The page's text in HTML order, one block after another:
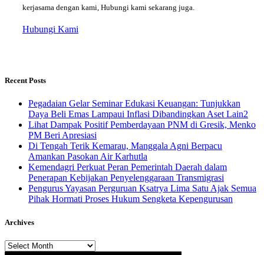
kerjasama dengan kami, Hubungi kami sekarang juga.
Hubungi Kami
Recent Posts
Pegadaian Gelar Seminar Edukasi Keuangan: Tunjukkan
Daya Beli Emas Lampaui Inflasi Dibandingkan Aset Lain2
Lihat Dampak Positif Pemberdayaan PNM di Gresik, Menko
PM Beri Apresiasi
​Di Tengah Terik Kemarau, Manggala Agni Berpacu
Amankan Pasokan Air Karhutla
Kemendagri Perkuat Peran Pemerintah Daerah dalam
Penerapan Kebijakan Penyelenggaraan Transmigrasi
Pengurus Yayasan Perguruan Ksatrya Lima Satu Ajak Semua
Pihak Hormati Proses Hukum Sengketa Kepengurusan
Archives
Archives